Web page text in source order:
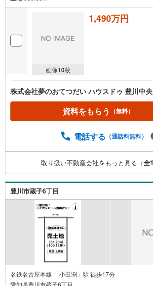
画像10枚
1,490万円
株式会社夢のおてつだい ハウスドゥ 豊川中央
資料をもらう （無料）
電話する （通話料無料）
取り扱い不動産会社をもっと見る（全1
豊川市蔵子6丁目
名鉄名古屋本線 「小田渕」駅 徒歩17分
愛知県豊川市蔵子6丁目